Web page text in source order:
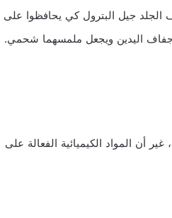
الجلد جيل البترول كي يحافظوا على
جفاف اليدين ويجعل ملمسهما شحمي.
أن المواد الكيميائية الفعالة على